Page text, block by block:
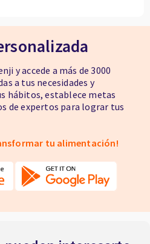
y accede a más de 3000
a tus necesidades y
hábitos, establece metas
de expertos para lograr tus
tu alimentación!